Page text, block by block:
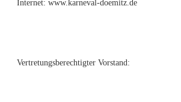
Internet: www.karneval-doemitz.de
Vertretungsberechtigter Vorstand: